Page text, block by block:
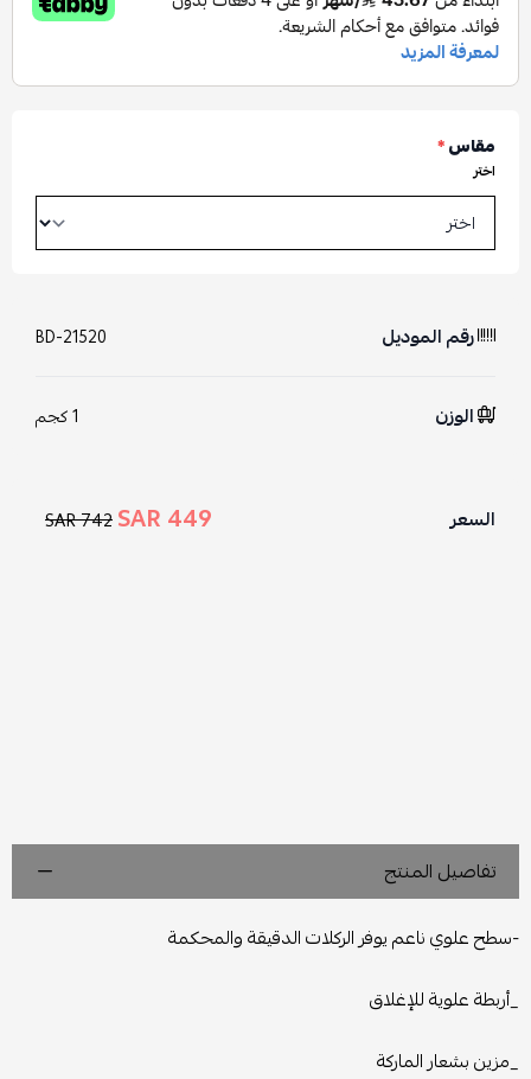
مقاس*
اختر
رقم الموديل BD-21520
الوزن 1 كجم
السعر 449 SAR
742 SAR
تفاصيل المنتج
-سطح علوي ناعم يوفر الركلات الدقيقة والمحكمة
_أربطة علوية للإغلاق
_مزين بشعار الماركة